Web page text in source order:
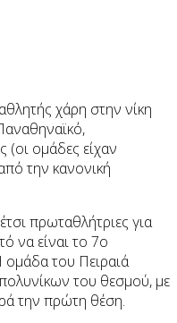
χάρη στην νίκη
(οι ομάδες είχαν
την κανονική
πρωταθλήτριες για
να είναι το 7ο
του Πειραιά
του θεσμού, με
την πρώτη θέση.